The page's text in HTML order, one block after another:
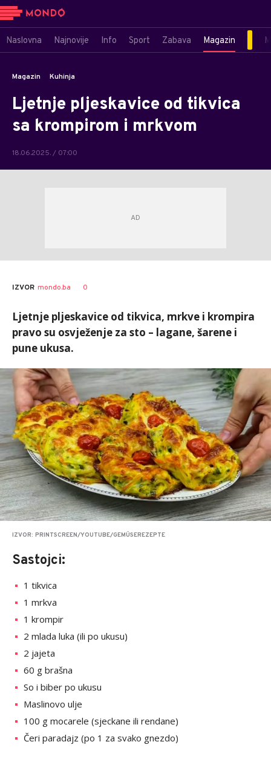
Naslovna Najnovije Info Sport Zabava Magazin
Magazin Kuhinja
Ljetnje pljeskavice od tikvica
sa krompirom i mrkvom
18.06.2025. / 07:00
IZVOR mondo.ba 0
Ljetnje pljeskavice od tikvica, mrkve i krompira
pravo su osvježenje za sto – lagane, šarene i
pune ukusa.
IZVOR: PRINTSCREEN/YOUTUBE/GEMÜSEREZEPTE
Sastojci:
1 tikvica
1 mrkva
1 krompir
2 mlada luka (ili po ukusu)
2 jajeta
60 g brašna
So i biber po ukusu
Maslinovo ulje
100 g mocarele (sjeckane ili rendane)
Čeri paradajz (po 1 za svako gnezdo)